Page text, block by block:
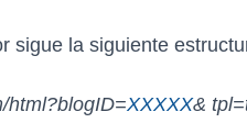
sigue la siguiente
html?blogID=XXXXX&